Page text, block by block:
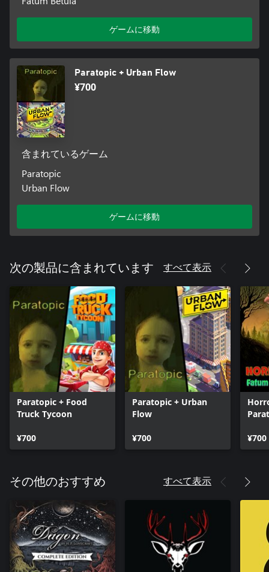
ゲームに移動
Paratopic + Urban Flow
¥700
含まれているゲーム
Paratopic
Urban Flow
ゲームに移動
次の製品に含まれています すべて表示
Paratopic + Food
Truck Tycoon
¥700
Paratopic + Urban
Flow
¥700
¥700
その他のおすすめ すべて表示